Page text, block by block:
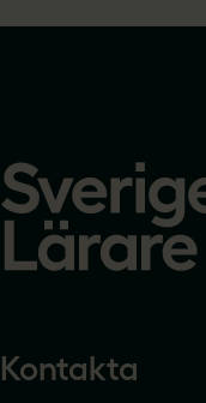
startsidan
Kontakta